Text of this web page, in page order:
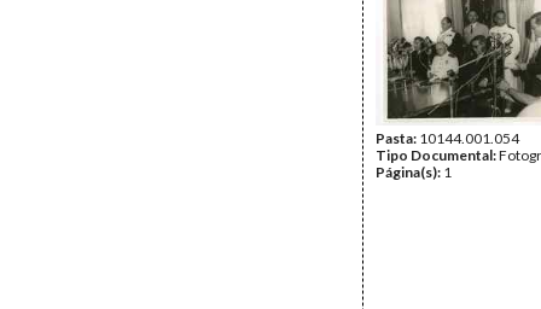
Pasta: 10144.001.054
Tipo Documental:
Página(s): 1